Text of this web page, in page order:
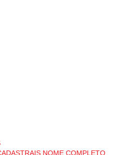
NOME COMPLETO